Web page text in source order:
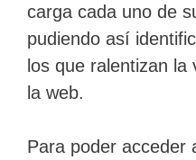
carga cada uno de
pudiendo así
los que ralentizan la
la web.
Para poder acceder